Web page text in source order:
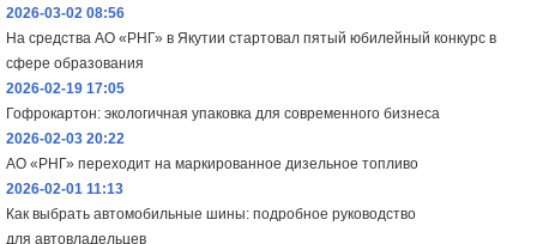
2026-03-02 08:56
На средства АО «РНГ» в Якутии стартовал пятый юбилейный конкурс в
сфере образования
2026-02-19 17:05
Гофрокартон: экологичная упаковка для современного бизнеса
2026-02-03 20:22
АО «РНГ» переходит на маркированное дизельное топливо
2026-02-01 11:13
Как выбрать автомобильные шины: подробное руководство
для автовладельцев